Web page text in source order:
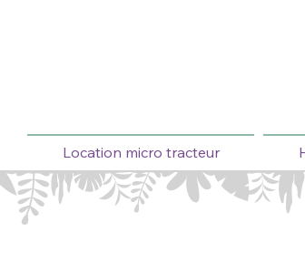
Location micro tracteur